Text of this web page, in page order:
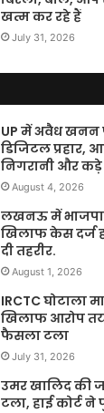
खत्म कर रहे हैं
July 31, 2026
UP में अवैध खनन
डिजिटल
निगरानी और
August 4, 2026
लखनऊ में
खिलाफ केस दर्ज
दी तहरीर.
August 1, 2026
IRCTC घोटाला
खिलाफ आरोप
फैसला टला
July 31, 2026
उमर खालिद की
टला, हाई कोर्ट